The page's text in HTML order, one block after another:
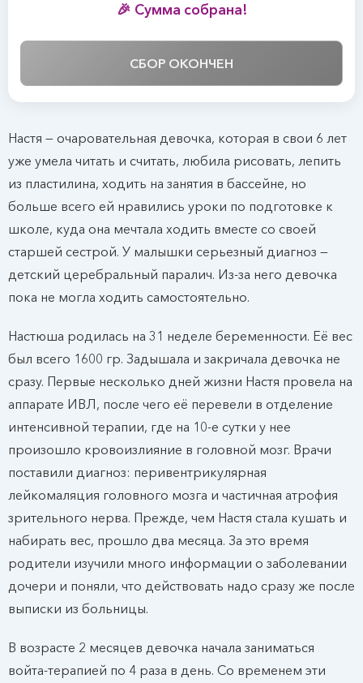
Настя — очаровательная девочка, которая в свои 6 лет
уже умела читать и считать, любила рисовать, лепить
из пластилина, ходить на занятия в бассейне, но
больше всего ей нравились уроки по подготовке к
школе, куда она мечтала ходить вместе со своей
старшей сестрой. У малышки серьезный диагноз —
детский церебральный паралич. Из-за него девочка
пока не могла ходить самостоятельно.
Настюша родилась на 31 неделе беременности. Её вес
был всего 1600 гр. Задышала и закричала девочка не
сразу. Первые несколько дней жизни Настя провела на
аппарате ИВЛ, после чего её перевели в отделение
интенсивной терапии, где на 10-е сутки у нее
произошло кровоизлияние в головной мозг. Врачи
поставили диагноз: перивентрикулярная
лейкомаляция головного мозга и частичная атрофия
зрительного нерва. Прежде, чем Настя стала кушать и
набирать вес, прошло два месяца. За это время
родители изучили много информации о заболевании
дочери и поняли, что действовать надо сразу же после
выписки из больницы.
В возрасте 2 месяцев девочка начала заниматься
войта-терапией по 4 раза в день. Со временем эти
🎉 Сумма собрана!
СБОР ОКОНЧЕН